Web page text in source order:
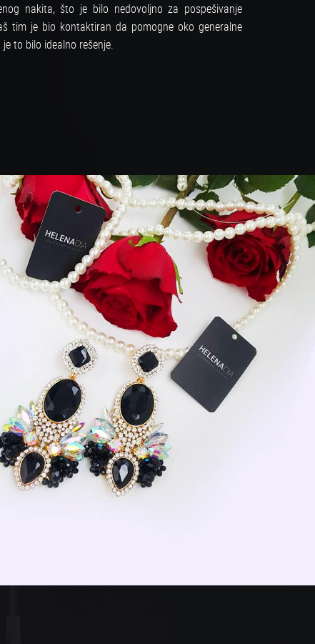
nakita, što je bilo nedovoljno za pospešivanje
tim je bio kontaktiran da pomogne oko generalne
to bilo idealno rešenje.